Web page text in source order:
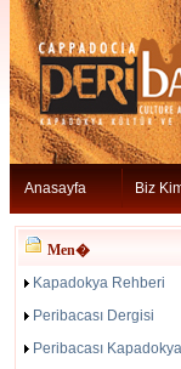
Anasayfa Biz
Men�
Kapadokya Rehberi
Peribacası Dergisi
Peribacası Kapadokya